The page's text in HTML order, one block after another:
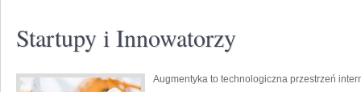
Startupy i Innowatorzy
Augmentyka to technologiczna przestrzeń